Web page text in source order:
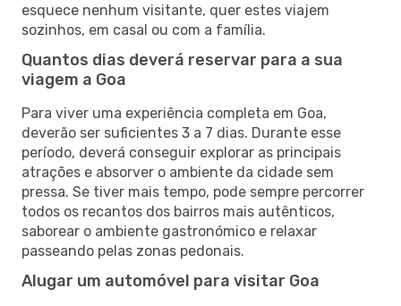
esquece nenhum visitante, quer estes viajem
sozinhos, em casal ou com a família.
Quantos dias deverá reservar para a sua
viagem a Goa
Para viver uma experiência completa em Goa,
deverão ser suficientes 3 a 7 dias. Durante esse
período, deverá conseguir explorar as principais
atrações e absorver o ambiente da cidade sem
pressa. Se tiver mais tempo, pode sempre percorrer
todos os recantos dos bairros mais autênticos,
saborear o ambiente gastronómico e relaxar
passeando pelas zonas pedonais.
Alugar um automóvel para visitar Goa